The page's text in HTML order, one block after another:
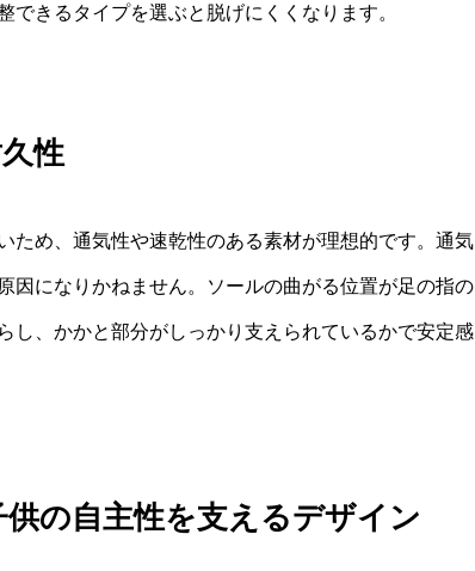
きるタイプを選ぶと脱げにくくなります。
性
ため、通気性や速乾性のある素材が理想的です。通気
因になりかねません。ソールの曲がる位置が足の指の
し、かかと部分がしっかり支えられているかで安定感
の自主性を支えるデザイン